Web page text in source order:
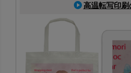
高温転写印刷